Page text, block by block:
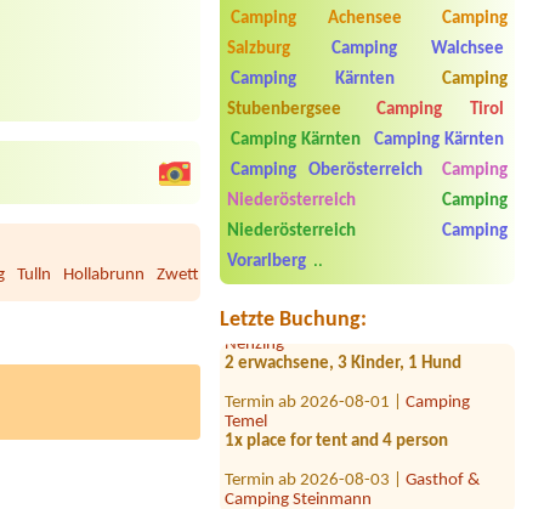
Camping Achensee
Camping
Salzburg
Camping Walchsee
Camping Kärnten
Camping
Stubenbergsee
Camping Tirol
Camping Kärnten
Camping Kärnten
Camping Oberösterreich
Camping
Niederösterreich
Camping
Niederösterreich
Camping
Vorarlberg ..
Letzte Buchung:
Termin ab 2026-07-29 |
Camp
MondSeeLand
1 zelt,2x person
Termin ab 2026-08-06 |
Nenzing
2 erwachsene, 3 Kinder, 1 Hund
Temel
1x place for tent and 4 person
Camping Steinmann
1Stellplatz
Tulln Hollabrunn Zwettl Scheibbs Gmünd